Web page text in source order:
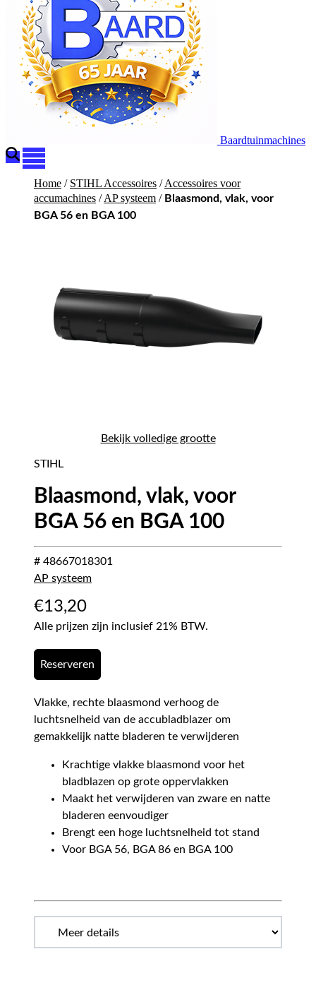
Baardtuinmachines
Home / STIHL Accessoires /Accessoires voor
accumachines /AP systeem / Blaasmond, vlak, voor
BGA 56 en BGA 100
Bekijk volledige grootte
STIHL
Blaasmond, vlak, voor
BGA 56 en BGA 100
# 48667018301
AP systeem
€13,20
Alle prijzen zijn inclusief 21% BTW.
Reserveren
Vlakke, rechte blaasmond verhoog de
luchtsnelheid van de accubladblazer om
gemakkelijk natte bladeren te verwijderen
Krachtige vlakke blaasmond voor het
bladblazen op grote oppervlakken
Maakt het verwijderen van zware en natte
bladeren eenvoudiger
Brengt een hoge luchtsnelheid tot stand
Voor BGA 56, BGA 86 en BGA 100